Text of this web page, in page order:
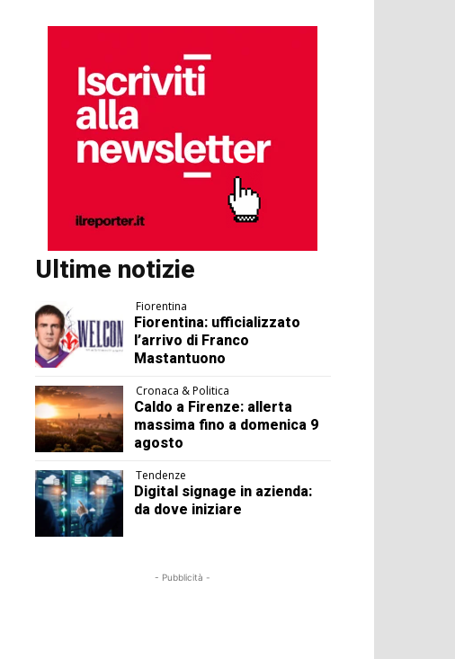
Ultime notizie
Fiorentina
Fiorentina: ufficializzato
l’arrivo di Franco
Mastantuono
Cronaca & Politica
Caldo a Firenze: allerta
massima fino a domenica 9
agosto
Tendenze
Digital signage in azienda:
da dove iniziare
- Pubblicità -